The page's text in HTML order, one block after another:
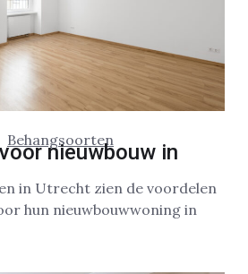
Behangsoorten
nieuwbouw in
in Utrecht zien de voordelen
hun nieuwbouwwoning in